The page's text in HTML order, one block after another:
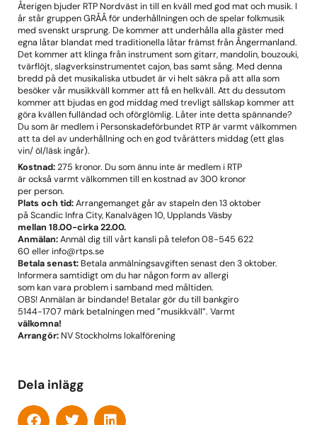
Återigen bjuder RTP Nordväst in till en kväll med god mat och musik. I
år står gruppen GRÅÅ för underhållningen och de spelar folkmusik
med svenskt ursprung. De kommer att underhålla alla gäster med
egna låtar blandat med traditionella låtar främst från Ångermanland.
Det kommer att klinga från instrument som gitarr, mandolin, bouzouki,
tvärflöjt, slagverksinstrumentet cajon, bas samt sång. Med denna
bredd på det musikaliska utbudet är vi helt säkra på att alla som
besöker vår musikkväll kommer att få en helkväll. Att du dessutom
kommer att bjudas en god middag med trevligt sällskap kommer att
göra kvällen fulländad och oförglömlig. Låter inte detta spännande?
Du som är medlem i Personskadeförbundet RTP är varmt välkommen
att ta del av underhållning och en god tvårätters middag (ett glas
vin/ öl/läsk ingår).
Kostnad:275 kronor. Du som ännu inte är medlem i RTP
är också varmt välkommen till en kostnad av 300 kronor
per person.
Plats och tid:Arrangemanget går av stapeln den 13 oktober
på Scandic Infra City, Kanalvägen 10, Upplands Väsby
mellan 18.00-cirka 22.00.
Anmälan:Anmäl dig till vårt kansli på telefon 08-545 622
60 eller info@rtps.se
Betala senast: Betala anmälningsavgiften senast den 3 oktober.
Informera samtidigt om du har någon form av allergi
som kan vara problem i samband med måltiden.
OBS! Anmälan är bindande! Betalar gör du till bankgiro
5144-1707 märk betalningen med ”musikkväll”. Varmt
välkomna!
Arrangör: NV Stockholms lokalförening
Dela inlägg